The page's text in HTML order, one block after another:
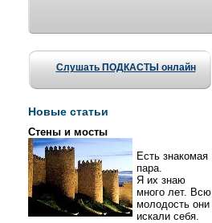
Слушать ПОДКАСТЫ онлайн
Новые статьи
Стены и мосты
Есть знакомая
пара.
Я их знаю
много лет. Всю
молодость они
искали себя.